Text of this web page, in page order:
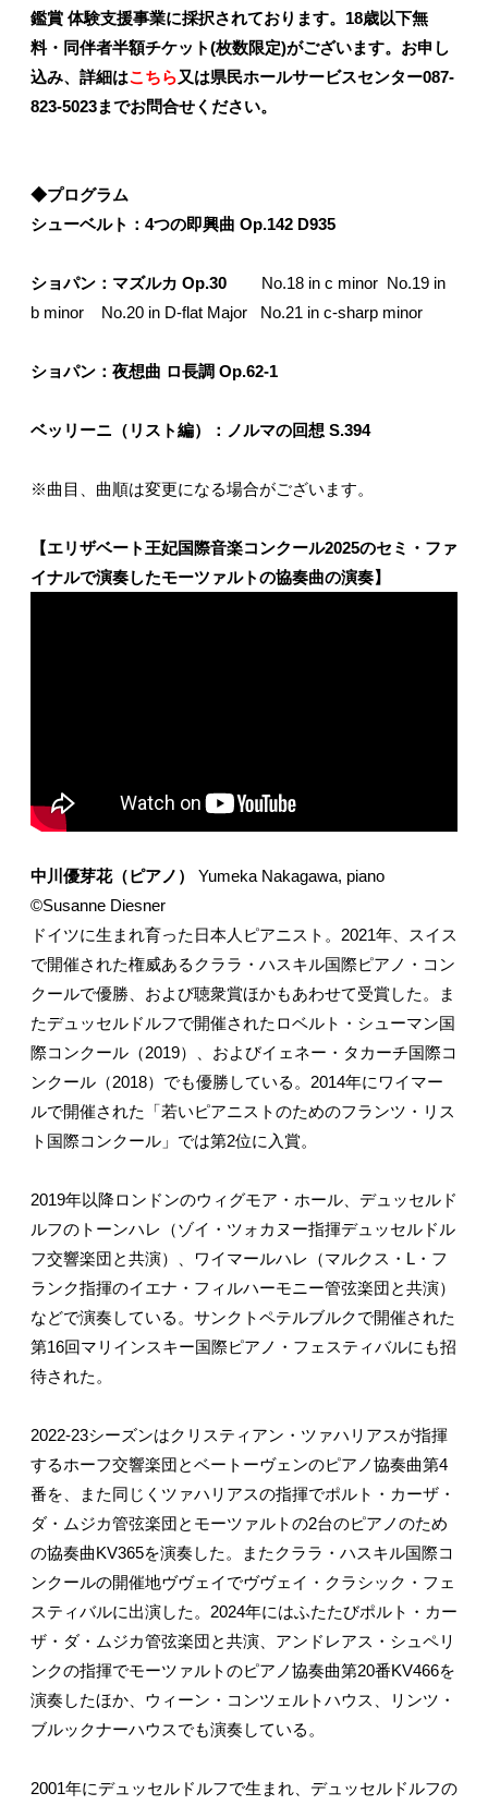
鑑賞 体験支援事業に採択されております。18歳以下無
料・同伴者半額チケット(枚数限定)がございます。 お申し
込み、詳細はこちら又は県民ホールサービスセンター087-
823-5023までお問合せください。
◆プログラム
シューベルト： 4つの即興曲 Op.142 D935
ショパン：マズルカ Op.30
No.18 in c minor No.19 in
b minor No.20 in D-flat Major No.21 in c-sharp minor
ショパン：夜想曲 ロ長調 Op.62-1
ベッリーニ（リスト編）：ノルマの回想 S.394
※曲目、曲順は変更になる場合がございます。
【エリザベート王妃国際音楽コンクール2025のセミ・ファ
イナルで演奏したモーツァルトの協奏曲の演奏】
中川優芽花（ピアノ）
Yumeka Nakagawa, piano
©Susanne Diesner
ドイツに生まれ育った日本人ピアニスト。2021年、スイス
で開催された権威あるクララ・ハスキル国際ピアノ・コン
クールで優勝、および聴衆賞ほかもあわせて受賞した。ま
たデュッセルドルフで開催されたロベルト・シューマン国
際コンクール（2019）、およびイェネー・タカーチ国際コ
ンクール（2018）でも優勝している。2014年にワイマー
ルで開催された「若いピアニストのためのフランツ・リス
ト国際コンクール」では第2位に入賞。
2019年以降ロンドンのウィグモア・ホール、デュッセルド
ルフのトーンハレ（ゾイ・ツォカヌー指揮デュッセルドル
フ交響楽団と共演）、ワイマールハレ（マルクス・L・フ
ランク指揮のイエナ・フィルハーモニー管弦楽団と共演）
などで演奏している。サンクトペテルブルクで開催された
第16回マリインスキー国際ピアノ・フェスティバルにも招
待された。
2022-23シーズンはクリスティアン・ツァハリアスが指揮
するホーフ交響楽団とベートーヴェンのピアノ協奏曲第4
番を、また同じくツァハリアスの指揮でポルト・カーザ・
ダ・ムジカ管弦楽団とモーツァルトの2台のピアノのため
の協奏曲KV365を演奏した。またクララ・ハスキル国際コ
ンクールの開催地ヴヴェイでヴヴェイ・クラシック・フェ
スティバルに出演した。2024年にはふたたびポルト・カー
ザ・ダ・ムジカ管弦楽団と共演、アンドレアス・シュペリ
ンクの指揮でモーツァルトのピアノ協奏曲第20番KV466を
演奏したほか、ウィーン・コンツェルトハウス、リンツ・
ブルックナーハウスでも演奏している。
2001年にデュッセルドルフで生まれ、デュッセルドルフの